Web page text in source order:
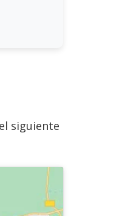
siguiente